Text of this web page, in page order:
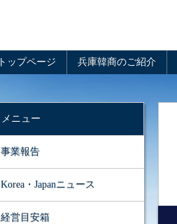
トップページ 兵庫韓商のご紹介
メニュー
事業報告
Korea・Japanニュース
経営目安箱